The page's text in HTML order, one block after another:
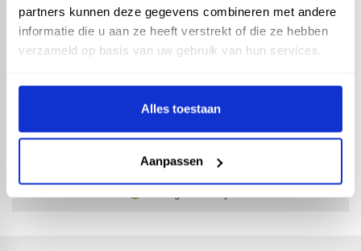
partners kunnen deze gegevens combineren met andere
informatie die u aan ze heeft verstrekt of die ze hebben
verzameld op basis van uw gebruik van hun services.
Alles toestaan
Aanpassen
Led Bulk wandarmatuur
- PV6s 11W 4000K -
Licht/donker sensor -
zwart
Vanaf
Klanten geven Vos Products een9,0/10
beoordelingen
check_circle